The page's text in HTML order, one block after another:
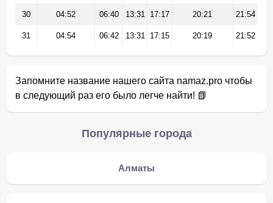
30 04:52 06:40 13:31 17:17 20:21 21:54
31 04:54 06:42 13:31 17:15 20:19 21:52
Запомните название нашего сайта namaz.pro чтобы
в следующий раз его было легче найти! 📗
Популярные города
Алматы